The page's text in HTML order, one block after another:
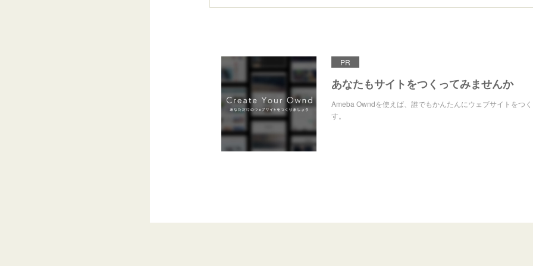
PR
あなたもサイトをつくってみませんか
Ameba Owndを使えば、誰でもかんたんにウェブサイトをつ
す。